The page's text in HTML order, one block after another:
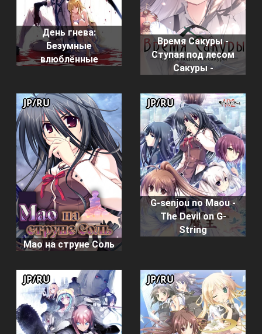
День гнева:
Безумные
влюблённые
Время Сакуры -
Ступая под лесом
Сакуры -
Мао на струне Соль
JP/RU
G-senjou no Maou -
The Devil on G-
String
JP/RU
JP/RU JP/RU